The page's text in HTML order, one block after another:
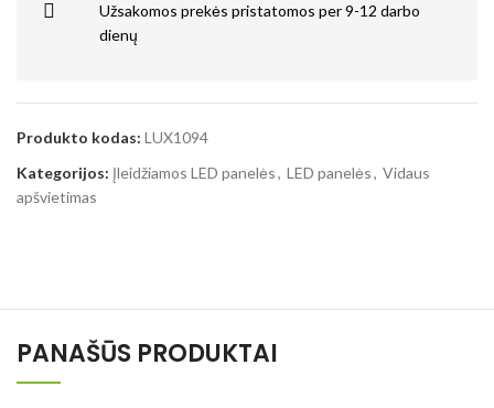
Užsakomos prekės pristatomos per 9-12 darbo
dienų
Produkto kodas: LUX1094
Kategorijos: Įleidžiamos LED panelės, LED panelės, Vidaus
apšvietimas
PANAŠŪS PRODUKTAI